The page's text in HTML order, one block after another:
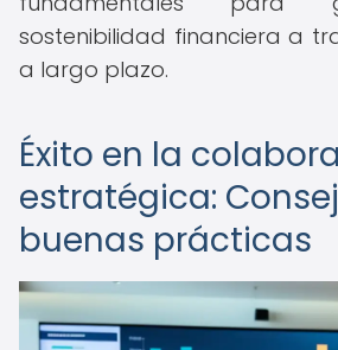
sostenibilidad financiera a
a largo plazo.
Éxito en la
estratégica:
buenas prácticas